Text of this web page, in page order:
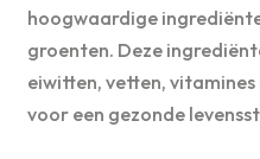
hoogwaardige
groenten. Deze
eiwitten, vetten,
voor een gezonde